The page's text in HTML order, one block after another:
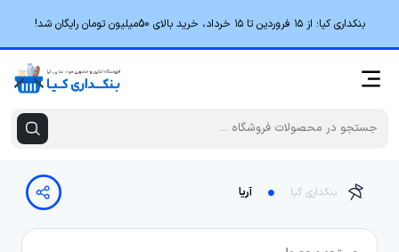
بنکداری کیا؛ از ۱۵ فروردین تا ۱۵ خرداد، خرید بالای 50میلیون تومان رایگان شد!
بنکداری کیا آریا